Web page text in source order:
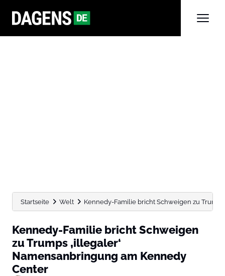
Startseite Welt Kennedy-Familie bricht Schweigen zu
Kennedy-Familie bricht Schweigen
zu Trumps ‚illegaler‘
Namensanbringung am Kennedy
Center